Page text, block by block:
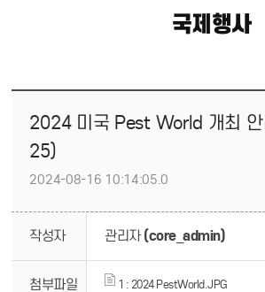
국제행사
2024 미국 Pest World 개최
25)
2024-08-16 10:14:05.0
작성자 관리자(core_admin)
첨부파일 1 : 2024 PestWorld.JPG